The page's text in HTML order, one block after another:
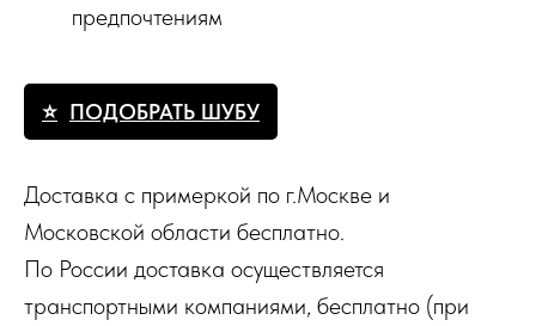
предпочтениям
ПОДОБРАТЬ ШУБУ
Доставка с примеркой по г.Москве и
Московской области бесплатно.
По России доставка осуществляется
транспортными компаниями, бесплатно (при